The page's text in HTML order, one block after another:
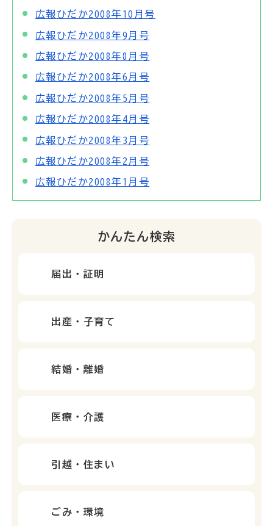
広報ひだか2008年10月号
広報ひだか2008年9月号
広報ひだか2008年8月号
広報ひだか2008年6月号
広報ひだか2008年5月号
広報ひだか2008年4月号
広報ひだか2008年3月号
広報ひだか2008年2月号
広報ひだか2008年1月号
かんたん検索
届出・証明
出産・子育て
結婚・離婚
医療・介護
引越・住まい
ごみ・環境